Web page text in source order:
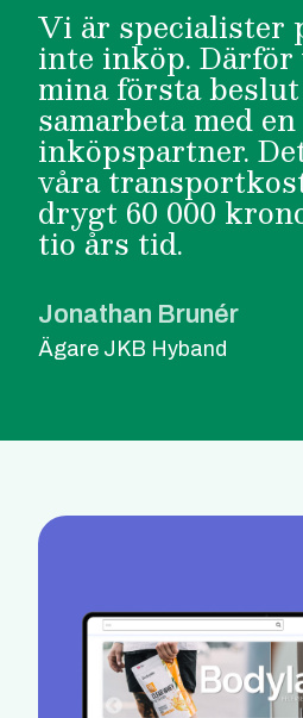
Vi är specialister
inte inköp. Därför
mina första
samarbeta med
inköpspartner.
våra
drygt 60 000
tio års tid.
Jonathan Brunér
Ägare JKB Hyband